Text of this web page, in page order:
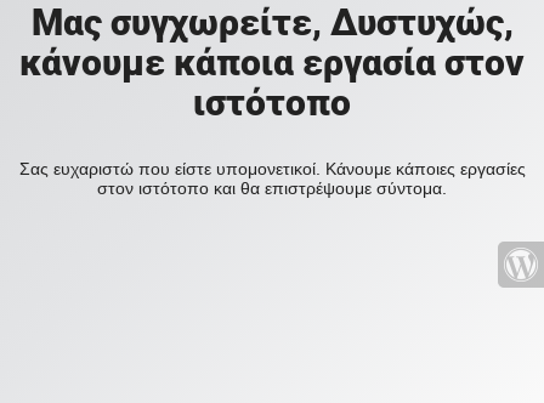
Μας συγχωρείτε, Δυστυχώς,
κάνουμε κάποια εργασία στον
ιστότοπο
Σας ευχαριστώ που είστε υπομονετικοί. Κάνουμε κάποιες εργασίες
στον ιστότοπο και θα επιστρέψουμε σύντομα.